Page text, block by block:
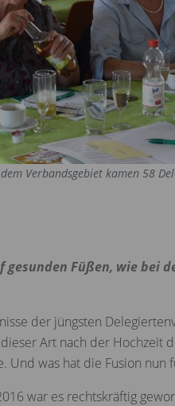
Verbandsgebiet kamen 58
gesunden Füßen, wie bei
der jüngsten
Art nach der Hochzeit
was hat die Fusion nun
war es rechtskräftig